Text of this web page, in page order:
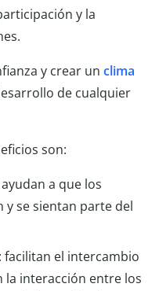
y la
y crear un clima
de cualquier
son:
ayudan a que los
y se sientan parte del
: facilitan el intercambio
interacción entre los